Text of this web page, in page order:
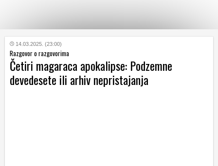
KATEGORIJE
HRVATSKI
WEB
14.03.2025. (23:00)
Razgovor o razgovorima
Četiri magaraca apokalipse: Podzemne
devedesete ili arhiv nepristajanja